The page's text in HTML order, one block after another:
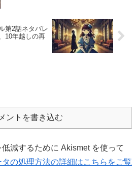
第2話ネタバレ
10年越しの再
ントを書き込む
減するために Akismet を使って
タの処理方法の詳細はこちらをご覧